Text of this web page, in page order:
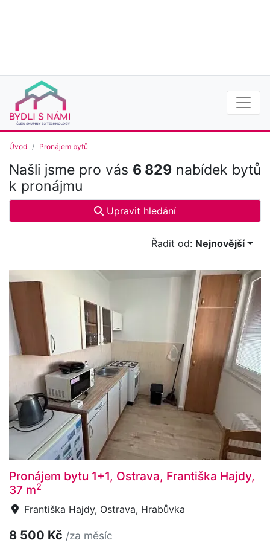
Úvod Pronájem bytů
Našli jsme pro vás 6 829 nabídek bytů
k pronájmu
Upravit hledání
Řadit od: Nejnovější
Pronájem bytu 1+1, Ostrava, Františka Hajdy,
37 m2
Františka Hajdy, Ostrava, Hrabůvka
8 500 Kč /za měsíc